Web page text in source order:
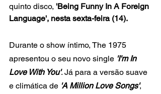
quinto disco, 'Being Funny In A Foreign
Language', nesta sexta-feira (14).
Durante o show íntimo, The 1975
apresentou o seu novo single 'I'm In
Love With You'. Já para a versão suave
e climática de 'A Million Love Songs',